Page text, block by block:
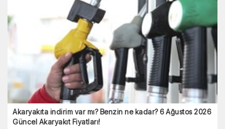
Akaryakıta indirim var mı? Benzin ne kadar? 6 Ağustos 2026
Güncel Akaryakıt Fiyatları!